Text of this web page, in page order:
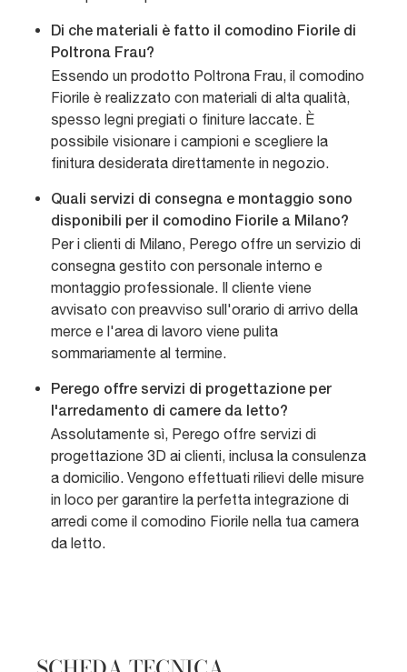
Di che materiali è fatto il comodino Fiorile di
Poltrona Frau?
Essendo un prodotto Poltrona Frau, il comodino
Fiorile è realizzato con materiali di alta qualità,
spesso legni pregiati o finiture laccate. È
possibile visionare i campioni e scegliere la
finitura desiderata direttamente in negozio.
Quali servizi di consegna e montaggio sono
disponibili per il comodino Fiorile a Milano?
Per i clienti di Milano, Perego offre un servizio di
consegna gestito con personale interno e
montaggio professionale. Il cliente viene
avvisato con preavviso sull'orario di arrivo della
merce e l'area di lavoro viene pulita
sommariamente al termine.
Perego offre servizi di progettazione per
l'arredamento di camere da letto?
Assolutamente sì, Perego offre servizi di
progettazione 3D ai clienti, inclusa la consulenza
a domicilio. Vengono effettuati rilievi delle misure
in loco per garantire la perfetta integrazione di
arredi come il comodino Fiorile nella tua camera
da letto.